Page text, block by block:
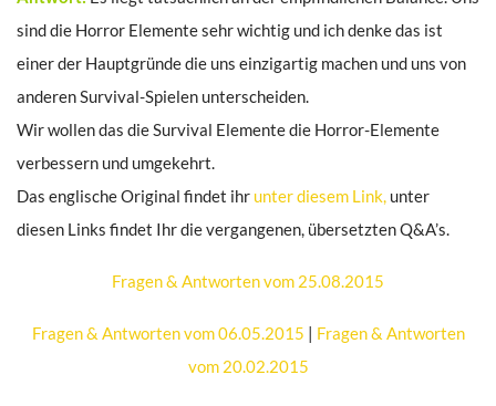
sind die Horror Elemente sehr wichtig und ich denke das ist
einer der Hauptgründe die uns einzigartig machen und uns von
anderen Survival-Spielen unterscheiden.
Wir wollen das die Survival Elemente die Horror-Elemente
verbessern und umgekehrt.
Das englische Original findet ihr unter diesem Link, unter
diesen Links findet Ihr die vergangenen, übersetzten Q&A’s.
Fragen & Antworten vom 25.08.2015
Fragen & Antworten vom 06.05.2015 | Fragen & Antworten
vom 20.02.2015